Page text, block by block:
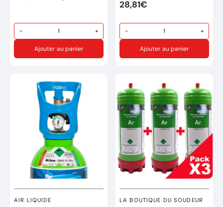
portable monophasé.
Intensité nominale:
200Amp @ 60%
portable
• Affichage digital des
paramètres
• Inversion de la polarité
pour fil fourré sans gaz
• Position soudage à
l’électrode enrobée
Marque : EASYWELD
Garantie de 2 ans
- +
Ajouter au panier
Bouteille d'oxygène remplie
Pression 165 Bars.
Oxygene UN1072
Valve de filetage M12
Réference: 730240OX
28,81€
- +
Ajouter au panier
AIR LIQUIDE LA BOUTIQUE DU SOUDEUR